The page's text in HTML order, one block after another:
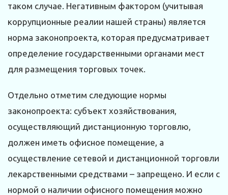
таком случае. Негативным фактором (учитывая
коррупционные реалии нашей страны) является
норма законопроекта, которая предусматривает
определение государственными органами мест
для размещения торговых точек.
Отдельно отметим следующие нормы
законопроекта: субъект хозяйствования,
осуществляющий дистанционную торговлю,
должен иметь офисное помещение, а
осуществление сетевой и дистанционной торговли
лекарственными средствами – запрещено. И если с
нормой о наличии офисного помещения можно